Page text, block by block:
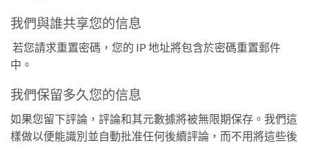
我們與誰共享您的信息
若您請求重置密碼，您的 IP 地址將包含於密碼重置郵件
中。
我們保留多久您的信息
如果您留下評論，評論和其元數據將被無限期保存。我們這
樣做以便能識別並自動批准任何後續評論，而不用將這些後